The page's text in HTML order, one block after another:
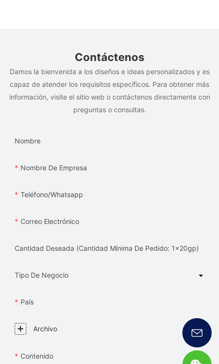
Contáctenos
Damos la bienvenida a los diseños e ideas personalizados y es
capaz de atender los requisitos específicos. Para obtener más
información, visite el sitio web o contáctenos directamente con
preguntas o consultas.
Nombre
Nombre De Empresa
Teléfono/whatsapp
Correo Electrónico
Cantidad Deseada (Cantidad Mínima De Pedido: 1x20gp)
Tipo De Negocio
País
Archivo
Contenido